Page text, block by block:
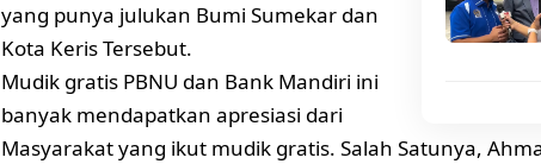
yang punya julukan Bumi Sumekar dan
Kota Keris Tersebut.
Mudik gratis PBNU dan Bank Mandiri ini
banyak mendapatkan apresiasi dari
Masyarakat yang ikut mudik gratis. Salah Satunya,